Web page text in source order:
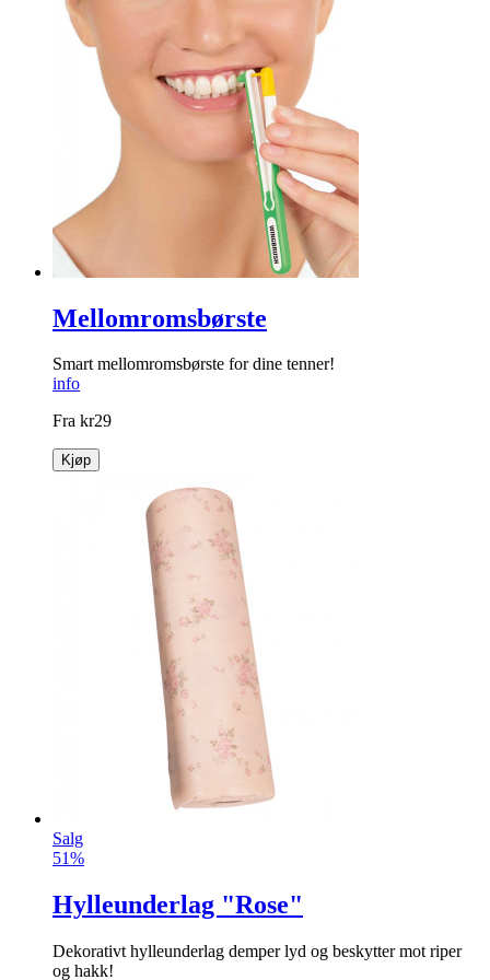
Mellomromsbørste
Smart mellomromsbørste for dine tenner!
info
Fra kr29
Kjøp
Salg
51%
Hylleunderlag "Rose"
Dekorativt hylleunderlag demper lyd og beskytter mot riper
og hakk!